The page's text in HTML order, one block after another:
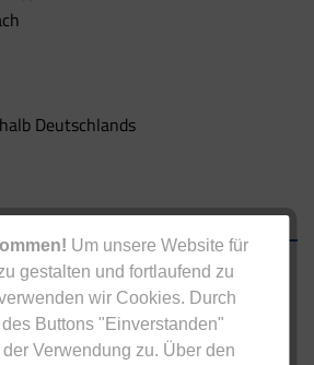
Um unsere Website für
gestalten und fortlaufend zu
wir Cookies. Durch
Buttons "Einverstanden"
Verwendung zu. Über den
Deutschlands